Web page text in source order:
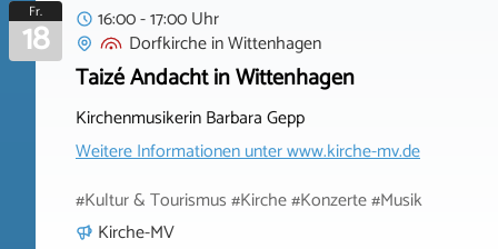
Fr.
18
16:00 - 17:00 Uhr
DorfkircheinWittenhagen
Taizé Andacht in Wittenhagen
Kirchenmusikerin Barbara Gepp
Weitere Informationen unterwww.kirche-mv.de
#Kultur & Tourismus #Kirche #Konzerte #Musik
Kirche-MV